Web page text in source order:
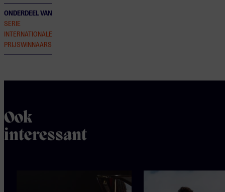
ONDERDEEL VAN
SERIE
INTERNATIONALE
PRIJSWINNAARS
Ook
interessant